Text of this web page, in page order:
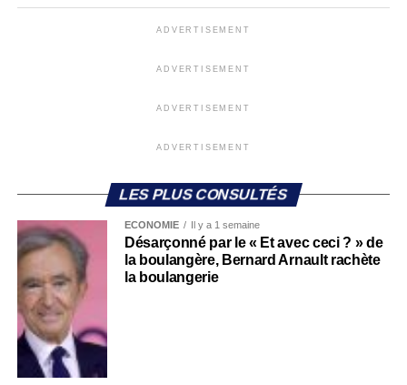
ADVERTISEMENT
ADVERTISEMENT
ADVERTISEMENT
ADVERTISEMENT
LES PLUS CONSULTÉS
ECONOMIE Il y a 1 semaine
Désarçonné par le « Et avec ceci ? » de
la boulangère, Bernard Arnault rachète
la boulangerie